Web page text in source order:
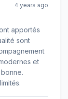
4 years ago
apportés
sont
et